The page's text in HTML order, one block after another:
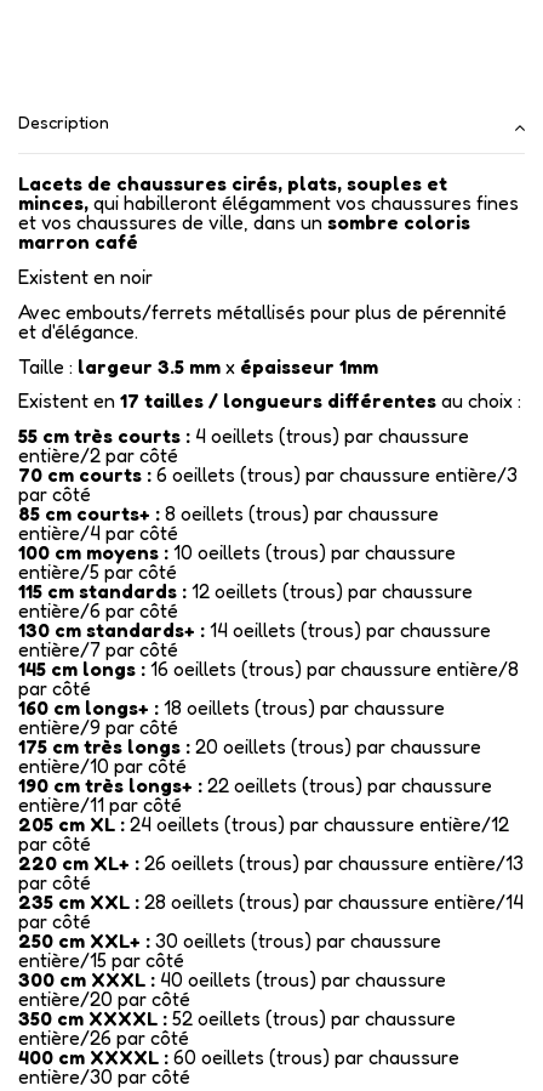
Description
Lacets de chaussures cirés, plats, souples et
minces, qui habilleront élégamment vos chaussures fines
et vos chaussures de ville, dans un sombre coloris
marron café
Existent en noir
Avec embouts/ferrets métallisés pour plus de pérennité
et d'élégance.
Taille : largeur 3.5 mm x épaisseur 1mm
Existent en 17 tailles / longueurs différentes au choix :
55 cm très courts : 4 oeillets (trous) par chaussure
entière/2 par côté
70 cm courts : 6 oeillets (trous) par chaussure entière/3
par côté
85 cm courts+ : 8 oeillets (trous) par chaussure
entière/4 par côté
100 cm moyens : 10 oeillets (trous) par chaussure
entière/5 par côté
115 cm standards : 12 oeillets (trous) par chaussure
entière/6 par côté
130 cm standards+ : 14 oeillets (trous) par chaussure
entière/7 par côté
145 cm longs : 16 oeillets (trous) par chaussure entière/8
par côté
160 cm longs+ : 18 oeillets (trous) par chaussure
entière/9 par côté
175 cm très longs : 20 oeillets (trous) par chaussure
entière/10 par côté
190 cm très longs+ : 22 oeillets (trous) par chaussure
entière/11 par côté
205 cm XL : 24 oeillets (trous) par chaussure entière/12
par côté
220 cm XL+ : 26 oeillets (trous) par chaussure entière/13
par côté
235 cm XXL : 28 oeillets (trous) par chaussure entière/14
par côté
250 cm XXL+ : 30 oeillets (trous) par chaussure
entière/15 par côté
300 cm XXXL : 40 oeillets (trous) par chaussure
entière/20 par côté
350 cm XXXXL : 52 oeillets (trous) par chaussure
entière/26 par côté
400 cm XXXXL : 60 oeillets (trous) par chaussure
entière/30 par côté